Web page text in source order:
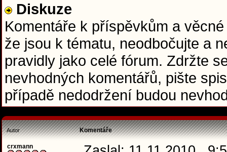
Diskuze
Komentáře k příspěvkům a
že jsou k tématu, neodbočujte a
pravidly jako celé fórum. Zdržte
nevhodných komentářů, pište
případě nedodržení budou
Autor Komentáře
crxmann